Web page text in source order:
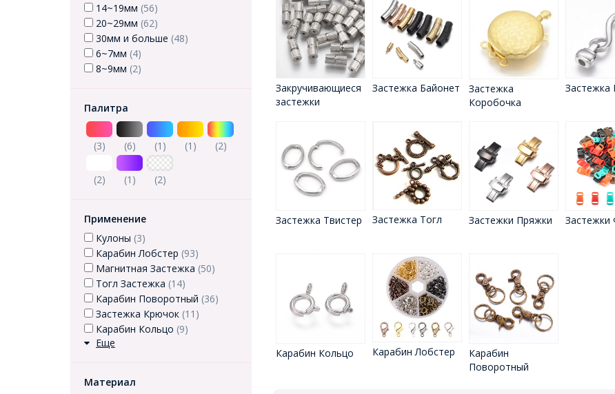
14~19мм (56)
20~29мм (62)
30мм и больше (48)
6~7мм (4)
8~9мм (2)
Палитра
(3) (6) (1) (1) (2)
(2) (1) (2)
Применение
Кулоны (3)
Карабин Лобстер (93)
Магнитная Застежка (50)
Тогл Застежка (14)
Карабин Поворотный (36)
Застежка Крючок (11)
Карабин Кольцо (9)
Еще
Материал
Закручивающиеся
застежки
Застежка Байонет
Застежка
Коробочка
Застежка
Застежка Твистер Застежка Тогл Застежки Пряжки Застежки
Карабин Кольцо Карабин Лобстер
Карабин
Поворотный